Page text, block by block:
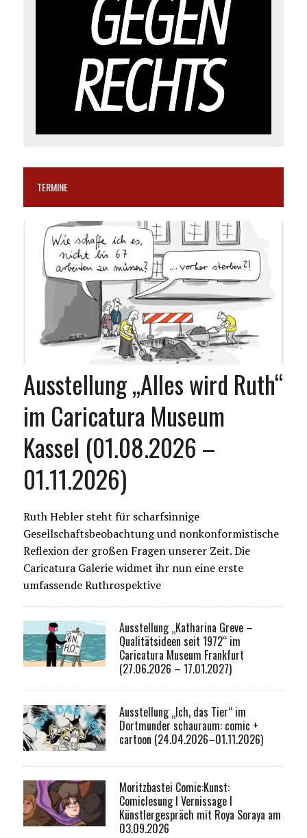
TERMINE
Ausstellung „Alles wird Ruth“
im Caricatura Museum
Kassel (01.08.2026 –
01.11.2026)
Ruth Hebler steht für scharfsinnige
Gesellschaftsbeobachtung und nonkonformistische
Reflexion der großen Fragen unserer Zeit. Die
Caricatura Galerie widmet ihr nun eine erste
umfassende Ruthrospektive
Ausstellung „Katharina Greve –
Qualitätsideen seit 1972“ im
Caricatura Museum Frankfurt
(27.06.2026 – 17.01.2027)
Ausstellung „Ich, das Tier“ im
Dortmunder schauraum: comic +
cartoon (24.04.2026–01.11.2026)
Moritzbastei Comic:Kunst:
Comiclesung I Vernissage I
Künstlergespräch mit Roya Soraya am
03.09.2026